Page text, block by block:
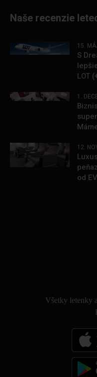
Naše recenzie
15.
S
LOT
1.
12.
od
Všetky letenky